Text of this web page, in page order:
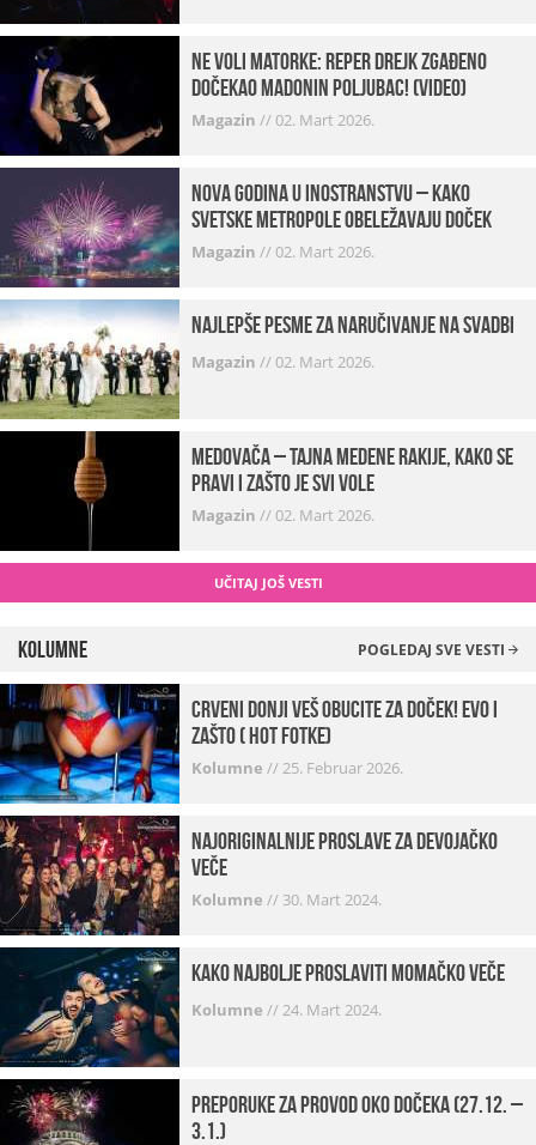
Ne voli matorke: Reper Drejk zgađeno
dočekao Madonin poljubac! (VIDEO)
Magazin //02. Mart 2026.
Nova godina u inostranstvu – kako
svetske metropole obeležavaju doček
Magazin //02. Mart 2026.
Najlepše pesme za naručivanje na svadbi
Magazin //02. Mart 2026.
Medovača – tajna medene rakije, kako se
pravi i zašto je svi vole
Magazin //02. Mart 2026.
UČITAJ JOŠ VESTI
Kolumne POGLEDAJ SVE VESTI
Crveni donji veš obucite za doček! Evo i
zašto ( hot fotke)
Kolumne //25. Februar 2026.
Najoriginalnije proslave za devojačko
veče
Kolumne // 30. Mart 2024.
Kako najbolje proslaviti momačko veče
Kolumne //24. Mart 2024.
Preporuke za provod oko dočeka (27.12. –
3.1.)